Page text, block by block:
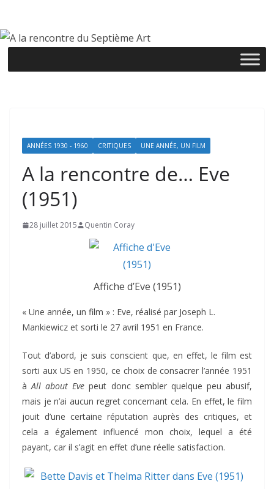
contenu
ANNÉES 1930 - 1960 CRITIQUES UNE ANNÉE, UN FILM
A la rencontre de… Eve
(1951)
28 juillet 2015 Quentin Coray
Affiche d’Eve (1951)
« Une année, un film » : Eve, réalisé par Joseph L.
Mankiewicz et sorti le 27 avril 1951 en France.
Tout d’abord, je suis conscient que, en effet, le film est
sorti aux US en 1950, ce choix de consacrer l’année 1951
àAll about Eve peut donc sembler quelque peu abusif,
mais je n’ai aucun regret concernant cela. En effet, le film
jouit d’une certaine réputation auprès des critiques, et
cela a également influencé mon choix, lequel a été
payant, car il s’agit en effet d’une réelle satisfaction.